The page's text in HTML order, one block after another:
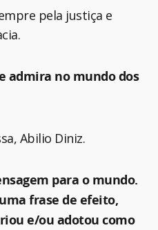
pela justiça e
admira no mundo dos
Abilio Diniz.
para o mundo.
frase de efeito,
e/ou adotou como